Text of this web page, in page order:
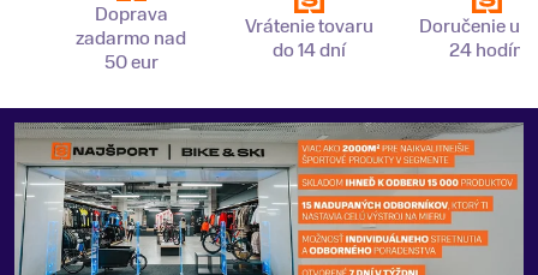
Doprava
zadarmo nad
50 eur
Vrátenie tovaru
do 14 dní
Doručenie už
24 hodín